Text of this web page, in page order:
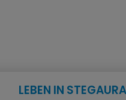
LEBEN IN